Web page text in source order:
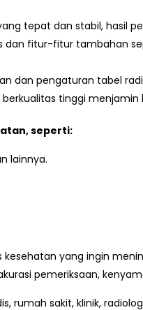
tepat dan stabil, hasil
dan fitur-fitur tambahan
dan pengaturan tabel
tinggi
seperti:
lainnya.
yang ingin
pemeriksaan,
rumah sakit, klinik,